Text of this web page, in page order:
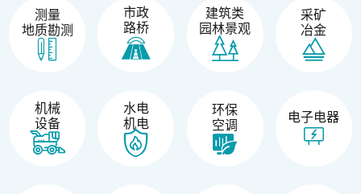
测量
地质勘测
市政
路桥
建筑类
园林景观
采矿
冶金
机械
设备
水电
机电
环保
空调
电子电器